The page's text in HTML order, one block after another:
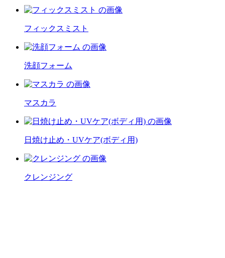
フィックスミスト
洗顔フォーム
マスカラ
日焼け止め・UVケア(ボディ用)
クレンジング